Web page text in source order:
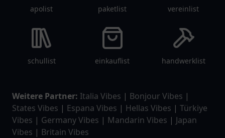
apolist paketlist vereinlist
schullist einkauflist handwerklist
Weitere Partner: Italia Vibes | Bonjour Vibes |
States Vibes | Espana Vibes | Hellas Vibes | Türkiye
Vibes | Germany Vibes | Mandarin Vibes | Japan
Vibes | Britain Vibes